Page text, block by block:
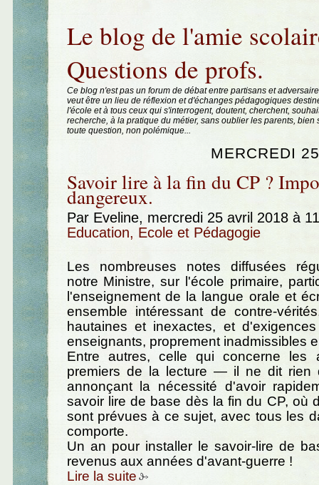
Le blog de l'amie
Questions de profs.
Ce blog n'est pas un forum de débat entre partisans et
veut être un lieu de réflexion et d'échanges pédagogiques
l'école et à tous ceux qui s'interrogent, doutent, cherchent,
recherche, à la pratique du métier, sans oublier les parents, bien
toute question, non polémique...
MERCREDI
Savoir lire à la fin du CP ?
dangereux.
Par Eveline, mercredi 25 avril 2018 à
Education, Ecole et Pédagogie
Les nombreuses notes diffusées
notre Ministre, sur l'école primaire,
l'enseignement de la langue orale et
ensemble intéressant de contre-
hautaines et inexactes, et
enseignants, proprement inadmissibles
Entre autres, celle qui concerne les
premiers de la lecture — il ne dit rien
annonçant la nécessité d'avoir
savoir lire de base dès la fin du CP, où
sont prévues à ce sujet, avec tous les
comporte.
Un an pour installer le savoir-lire de
revenus aux années d'avant-guerre !
Lire la suite